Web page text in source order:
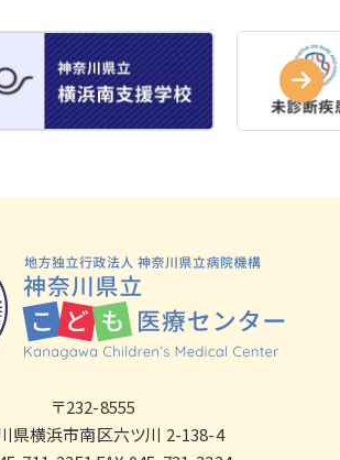
〒232-8555
県横浜市南区六ツ川 2-138-4